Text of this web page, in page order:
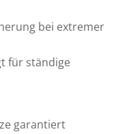
bei extremer
für ständige
garantiert